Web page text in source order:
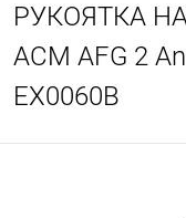
РУКОЯТКА
ACM AFG 2
EX0060B